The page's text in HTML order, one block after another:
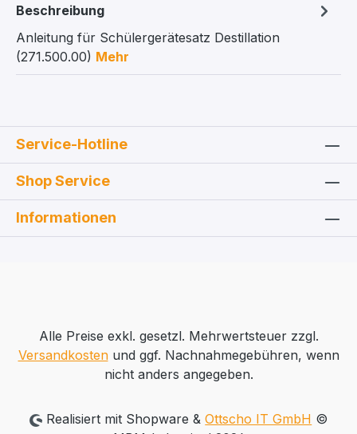
Beschreibung
Anleitung für Schülergerätesatz Destillation
(271.500.00) Mehr
Service-Hotline
Shop Service
Informationen
Alle Preise exkl. gesetzl. Mehrwertsteuer zzgl.
Versandkostenund ggf. Nachnahmegebühren, wenn
nicht anders angegeben.
Realisiert mit Shopware &Ottscho IT GmbH ©